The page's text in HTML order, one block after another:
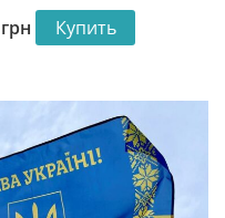
грн Купить